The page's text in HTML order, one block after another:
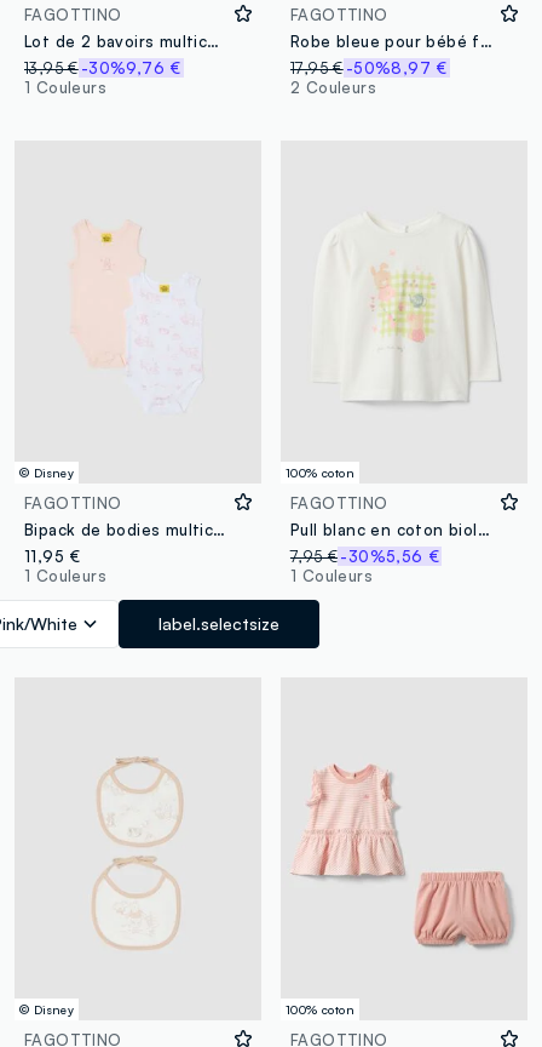
FAGOTTINO
Lot de 2 bavoirs multicolores en pur coton pour bébé fille Winnie l’Ourson
13,95 €-30%9,76 €
1 Couleurs
FAGOTTINO
Robe bleue pour bébé fille en pur coton, coupe regular avec col rond
17,95 € -50%8,97 €
2 Couleurs
© Disney
FAGOTTINO
Bipack de bodies multicolores en pur coton pour bébé fille avec Winnie-The-Pooh
11,95 €
1 Couleurs
White label.selectsize
100% coton
FAGOTTINO
Pull blanc en coton biologique coupe regular pour fillettes
7,95 €-30%5,56 €
1 Couleurs
© Disney
FAGOTTINO
100% coton
FAGOTTINO